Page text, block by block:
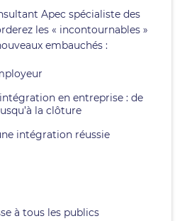
Apec spécialiste des
les « incontournables »
embauchés :
en entreprise : de
la clôture
intégration réussie
à tous les publics